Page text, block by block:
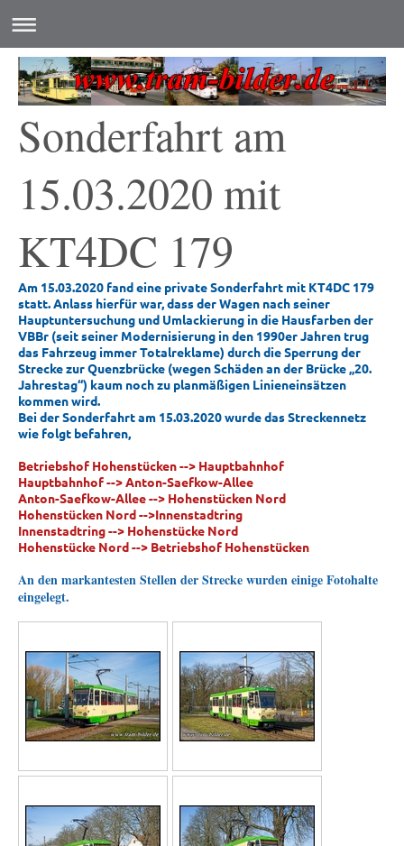
Sonderfahrt am
15.03.2020 mit
KT4DC 179
Am 15.03.2020 fand eine private Sonderfahrt mit KT4DC 179
statt. Anlass hierfür war, dass der Wagen nach seiner
Hauptuntersuchung und Umlackierung in die Hausfarben der
VBBr (seit seiner Modernisierung in den 1990er Jahren trug
das Fahrzeug immer Totalreklame) durch die Sperrung der
Strecke zur Quenzbrücke (wegen Schäden an der Brücke „20.
Jahrestag“) kaum noch zu planmäßigen Linieneinsätzen
kommen wird.
Bei der Sonderfahrt am 15.03.2020 wurde das Streckennetz
wie folgt befahren,
Betriebshof Hohenstücken --> Hauptbahnhof
Hauptbahnhof --> Anton-Saefkow-Allee
Anton-Saefkow-Allee --> Hohenstücken Nord
Hohenstücken Nord -->Innenstadtring
Innenstadtring --> Hohenstücke Nord
Hohenstücke Nord --> Betriebshof Hohenstücken
An den markantesten Stellen der Strecke wurden einige Fotohalte
eingelegt.